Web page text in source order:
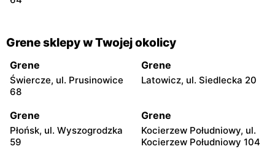
Grene sklepy w Twojej okolicy
Grene
Świercze, ul. Prusinowice
68
Grene
Latowicz, ul. Siedlecka 20
Grene
Płońsk, ul. Wyszogrodzka
59
Grene
Kocierzew Południowy, ul.
Kocierzew Południowy 104